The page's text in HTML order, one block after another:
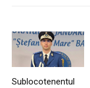
Sublocotenentul